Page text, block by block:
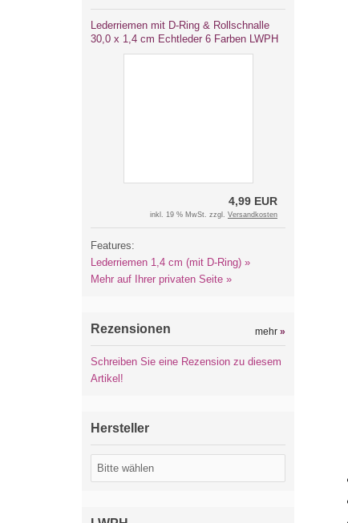
Lederriemen mit D-Ring & Rollschnalle
30,0 x 1,4 cm Echtleder 6 Farben LWPH
4,99 EUR
inkl. 19 % MwSt. zzgl. Versandkosten
Features:
Lederriemen 1,4 cm (mit D-Ring) »
Mehr auf Ihrer privaten Seite »
Rezensionen mehr »
Schreiben Sie eine Rezension zu diesem
Artikel!
Hersteller